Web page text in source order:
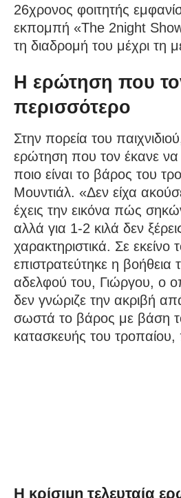
26χρονος φοιτητής
εκπομπή «The 2night
τη διαδρομή του μέχρι τη
Η ερώτηση που
περισσότερο
Στην πορεία του
ερώτηση που τον έκανε να
ποιο είναι το βάρος του
Μουντιάλ. «Δεν είχα
έχεις την εικόνα πώς
αλλά για 1-2 κιλά δεν
χαρακτηριστικά. Σε εκείνο
επιστρατεύτηκε η βοήθεια
αδελφού του, Γιώργου, ο
δεν γνώριζε την ακριβή
σωστά το βάρος με βάση
κατασκευής του τροπαίου,
Η κρίσιμη τελευταία